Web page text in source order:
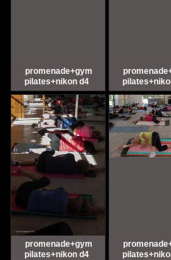
promenade+gym
pilates+nikon d4
promenade+gym
pilates+nikon d4